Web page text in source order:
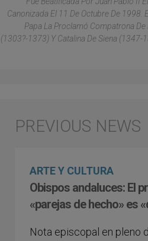
Canonizada El 11 De Octubre De 1998.
Papa La Proclamó Compatrona
(1303?-1373) Y Catalina De Siena (1347-
ARTE Y CULTURA
Obispos andaluces: El
«parejas de hecho» es
Nota episcopal en pleno